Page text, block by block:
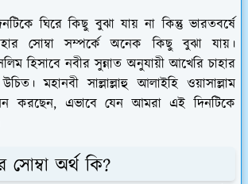
ঘিরে কিছু বুঝা যায় না কিন্তু ভারতবর্ষে
সোম্বা সম্পর্কে অনেক কিছু বুঝা যায়।
হিসাবে নবীর সুন্নাত অনুযায়ী আখেরি চাহার
মহানবী সাল্লাল্লাহু আলাইহি ওয়াসাল্লাম
করছেন, এভাবে যেন আমরা এই দিনটিকে
সোম্বা অর্থ কি?